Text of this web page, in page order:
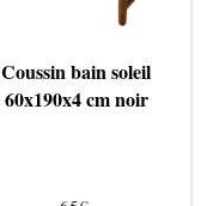
Coussin bain soleil
60x190x4 cm noir